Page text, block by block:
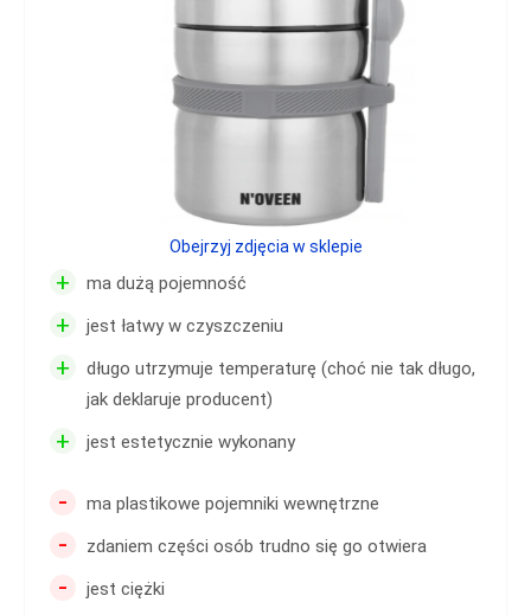
+ ma dużą pojemność
+ jest łatwy w czyszczeniu
+
długo utrzymuje temperaturę (choć nie tak długo,
jak deklaruje producent)
+ jest estetycznie wykonany
- ma plastikowe pojemniki wewnętrzne
- zdaniem części osób trudno się go otwiera
- jest ciężki
Obejrzyj zdjęcia w sklepie